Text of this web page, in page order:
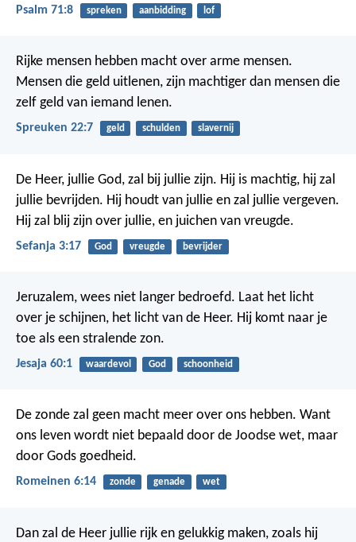
Psalm 71:8 spreken aanbidding lof
Rijke mensen hebben macht over arme mensen.
Mensen die geld uitlenen, zijn machtiger dan mensen die
zelf geld van iemand lenen.
Spreuken 22:7 geld schulden slavernij
De Heer, jullie God, zal bij jullie zijn. Hij is machtig, hij zal
jullie bevrijden. Hij houdt van jullie en zal jullie vergeven.
Hij zal blij zijn over jullie, en juichen van vreugde.
Sefanja 3:17 God vreugde bevrijder
Jeruzalem, wees niet langer bedroefd. Laat het licht
over je schijnen, het licht van de Heer. Hij komt naar je
toe als een stralende zon.
Jesaja 60:1 waardevol God schoonheid
De zonde zal geen macht meer over ons hebben. Want
ons leven wordt niet bepaald door de Joodse wet, maar
door Gods goedheid.
Romeinen 6:14 zonde genade wet
Dan zal de Heer jullie rijk en gelukkig maken, zoals hij